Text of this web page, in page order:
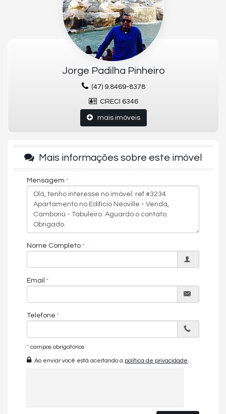
Infraestrutura para água quente
O EMPREENDIMENTO:
Hall de entrada decorado e mobiliado
Interfone
Piscina
Piscina adulta
Piscina infantil
Playground
Reaproveitamento de água
Sala de jogos
Salão de festas
2 blocos de apartamentos
04 apartamentos por andar
Garagem privativa
Jardim Externo
Jorge Padilha Pinheiro
(47) 9.8469-8378
CRECI 6346
mais imóveis
Mais informações sobre este imóvel
Mensagem
Nome Completo
Email
Telefone
* campos obrigatórios
Ao enviar você está aceitando a política de privacidade